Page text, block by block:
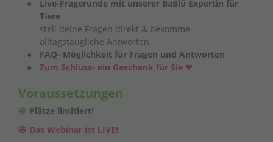
Live-Fragerunde mit unserer BaBlü Expertin für
Tiere
stell deine Fragen direkt & bekomme
alltagstaugliche Antworten
FAQ- Möglichkeit für Fragen und Antworten
Zum Schluss- ein Geschenk für Sie ❤
Voraussetzungen
🌸 Plätze limitiert!
🌸 Das Webinar ist LIVE!